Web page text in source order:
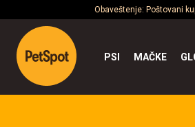
Obaveštenje: Poštovani
PSI MAČKE